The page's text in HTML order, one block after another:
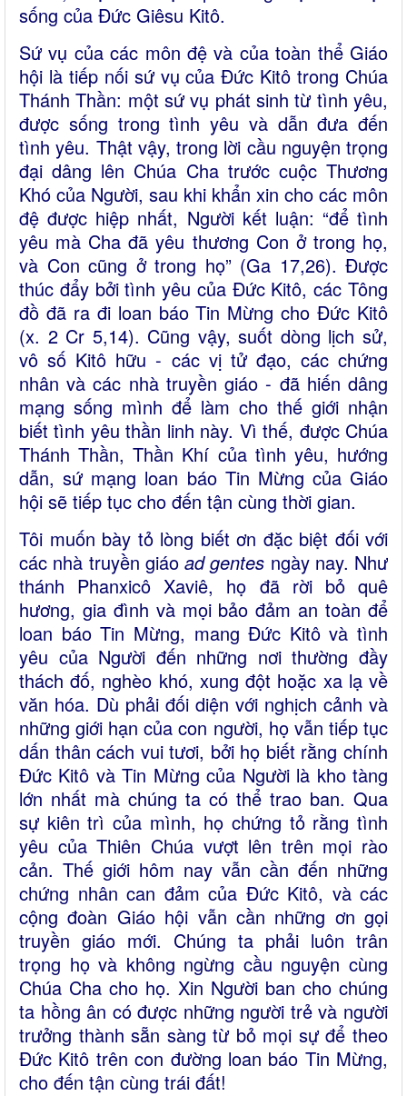
sống của Đức Giêsu Kitô.
Sứ vụ của các môn đệ và của toàn thể Giáo
hội là tiếp nối sứ vụ của Đức Kitô trong Chúa
Thánh Thần: một sứ vụ phát sinh từ tình yêu,
được sống trong tình yêu và dẫn đưa đến
tình yêu. Thật vậy, trong lời cầu nguyện trọng
đại dâng lên Chúa Cha trước cuộc Thương
Khó của Người, sau khi khẩn xin cho các môn
đệ được hiệp nhất, Người kết luận: “để tình
yêu mà Cha đã yêu thương Con ở trong họ,
và Con cũng ở trong họ” (Ga 17,26). Được
thúc đẩy bởi tình yêu của Đức Kitô, các Tông
đồ đã ra đi loan báo Tin Mừng cho Đức Kitô
(x. 2 Cr 5,14). Cũng vậy, suốt dòng lịch sử,
vô số Kitô hữu - các vị tử đạo, các chứng
nhân và các nhà truyền giáo - đã hiến dâng
mạng sống mình để làm cho thế giới nhận
biết tình yêu thần linh này. Vì thế, được Chúa
Thánh Thần, Thần Khí của tình yêu, hướng
dẫn, sứ mạng loan báo Tin Mừng của Giáo
hội sẽ tiếp tục cho đến tận cùng thời gian.
Tôi muốn bày tỏ lòng biết ơn đặc biệt đối với
các nhà truyền giáo ad gentes ngày nay. Như
thánh Phanxicô Xaviê, họ đã rời bỏ quê
hương, gia đình và mọi bảo đảm an toàn để
loan báo Tin Mừng, mang Đức Kitô và tình
yêu của Người đến những nơi thường đầy
thách đố, nghèo khó, xung đột hoặc xa lạ về
văn hóa. Dù phải đối diện với nghịch cảnh và
những giới hạn của con người, họ vẫn tiếp tục
dấn thân cách vui tươi, bởi họ biết rằng chính
Đức Kitô và Tin Mừng của Người là kho tàng
lớn nhất mà chúng ta có thể trao ban. Qua
sự kiên trì của mình, họ chứng tỏ rằng tình
yêu của Thiên Chúa vượt lên trên mọi rào
cản. Thế giới hôm nay vẫn cần đến những
chứng nhân can đảm của Đức Kitô, và các
cộng đoàn Giáo hội vẫn cần những ơn gọi
truyền giáo mới. Chúng ta phải luôn trân
trọng họ và không ngừng cầu nguyện cùng
Chúa Cha cho họ. Xin Người ban cho chúng
ta hồng ân có được những người trẻ và người
trưởng thành sẵn sàng từ bỏ mọi sự để theo
Đức Kitô trên con đường loan báo Tin Mừng,
cho đến tận cùng trái đất!